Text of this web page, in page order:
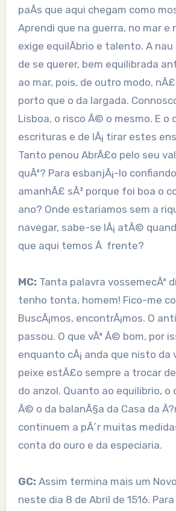
paÃ­s que aqui chegam como
Aprendi que na guerra, no mar e
exige equilÃ­brio e talento. A
de se querer, bem equilibrada
ao mar, pois, de outro modo,
porto que o da largada.
Lisboa, o risco Ã© o mesmo. E o
escrituras e de lÃ¡ tirar estes
Tanto penou AbrÃ£o pelo seu
quÃª? Para esbanjÃ¡-lo
amanhÃ£ sÃ³ porque foi boa o
ano? Onde estariamos sem a
navegar, sabe-se lÃ¡ atÃ©
que aqui temos Ã frente?
MC: Tanta palavra vossemecÃª
tenho tonta, homem! Fico-me
BuscÃ¡mos, encontrÃ¡mos. O
passou. O que vÃª Ã© bom, por
enquanto cÃ¡ anda que nisto da
peixe estÃ£o sempre a trocar
do anzol. Quanto ao equilibrio, o
Ã© o da balanÃ§a da Casa da
continuem a pÃ´r muitas
conta do ouro e da especiaria.
GC: Assim termina mais um
neste dia 8 de Abril de 1516.